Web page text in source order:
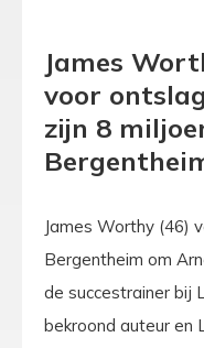
James
voor
zijn 8
James Worthy (46)
Bergentheim om
de succestrainer bij
bekroond auteur en